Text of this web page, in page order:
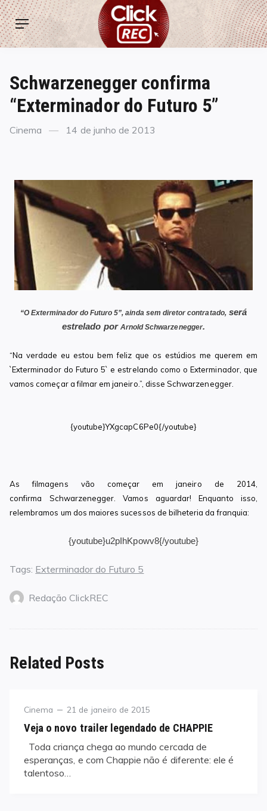
Skip
to
content
ClickREC
Menu
Schwarzenegger confirma
“Exterminador do Futuro 5”
Categories
Cinema
Posted
14 de junho de 2013
“O Exterminador do Futuro 5”, ainda sem diretor contratado,será
estrelado por Arnold Schwarzenegger.
“Na verdade eu estou bem feliz que os estúdios me querem em
`Exterminador do Futuro 5` e estrelando como o Exterminador, que
vamos começar a filmar em janeiro.”, disseSchwarzenegger.
{youtube}YXgcapC6Pe0{/youtube}
As filmagens vão começar em janeiro de 2014,
confirma Schwarzenegger. Vamos aguardar! Enquanto isso,
relembramos um dos maiores sucessos de bilheteria da franquia:
{youtube}u2pIhKpowv8{/youtube}
Tags: Exterminador do Futuro 5
Redação ClickREC
Related Posts
Category
Cinema
Posted
21 de janeiro de 2015
Veja o novo trailer legendado de CHAPPIE
Toda criança chega ao mundo cercada de
esperanças, e com Chappie não é diferente: ele é
talentoso…